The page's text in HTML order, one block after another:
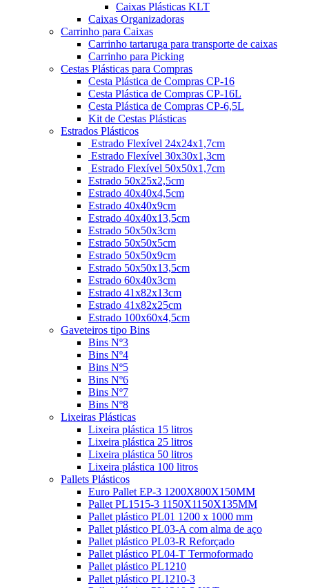
Caixas Plásticas KLT
Caixas Organizadoras
Carrinho para Caixas
Carrinho tartaruga para transporte de caixas
Carrinho para Picking
Cestas Plásticas para Compras
Cesta Plástica de Compras CP-16
Cesta Plástica de Compras CP-16L
Cesta Plástica de Compras CP-6,5L
Kit de Cestas Plásticas
Estrados Plásticos
Estrado Flexível 24x24x1,7cm
Estrado Flexível 30x30x1,3cm
Estrado Flexível 50x50x1,7cm
Estrado 50x25x2,5cm
Estrado 40x40x4,5cm
Estrado 40x40x9cm
Estrado 40x40x13,5cm
Estrado 50x50x3cm
Estrado 50x50x5cm
Estrado 50x50x9cm
Estrado 50x50x13,5cm
Estrado 60x40x3cm
Estrado 41x82x13cm
Estrado 41x82x25cm
Estrado 100x60x4,5cm
Gaveteiros tipo Bins
Bins Nº3
Bins Nº4
Bins Nº5
Bins Nº6
Bins Nº7
Bins Nº8
Lixeiras Plásticas
Lixeira plástica 15 litros
Lixeira plástica 25 litros
Lixeira plástica 50 litros
Lixeira plástica 100 litros
Pallets Plásticos
Euro Pallet EP-3 1200X800X150MM
Pallet PL1515-3 1150X1150X135MM
Pallet plástico PL01 1200 x 1000 mm
Pallet plástico PL03-A com alma de aço
Pallet plástico PL03-R Reforçado
Pallet plástico PL04-T Termoformado
Pallet plástico PL1210
Pallet plástico PL1210-3